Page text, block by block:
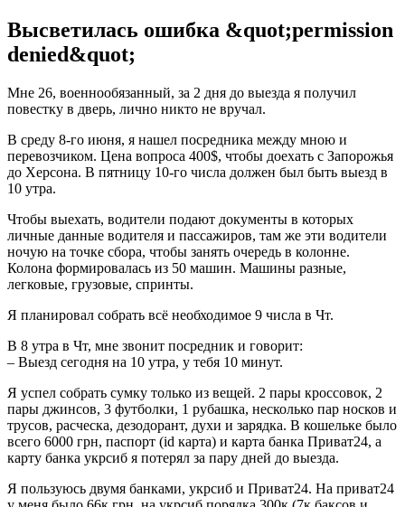
Высветилась ошибка &quot;permission
denied&quot;
Мне 26, военнообязанный, за 2 дня до выезда я получил
повестку в дверь, лично никто не вручал.
В среду 8-го июня, я нашел посредника между мною и
перевозчиком. Цена вопроса 400$, чтобы доехать с Запорожья
до Херсона. В пятницу 10-го числа должен был быть выезд в
10 утра.
Чтобы выехать, водители подают документы в которых
личные данные водителя и пассажиров, там же эти водители
ночую на точке сбора, чтобы занять очередь в колонне.
Колона формировалась из 50 машин. Машины разные,
легковые, грузовые, спринты.
Я планировал собрать всё необходимое 9 числа в Чт.
В 8 утра в Чт, мне звонит посредник и говорит:
– Выезд сегодня на 10 утра, у тебя 10 минут.
Я успел собрать сумку только из вещей. 2 пары кроссовок, 2
пары джинсов, 3 футболки, 1 рубашка, несколько пар носков и
трусов, расческа, дезодорант, духи и зарядка. В кошельке было
всего 6000 грн, паспорт (id карта) и карта банка Приват24, а
карту банка укрсиб я потерял за пару дней до выезда.
Я пользуюсь двумя банками, укрсиб и Приват24. На приват24